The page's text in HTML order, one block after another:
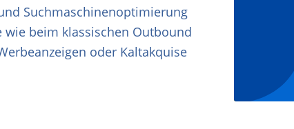
Suchmaschinenoptimierung
wie beim klassischen Outbound
oder Kaltakquise